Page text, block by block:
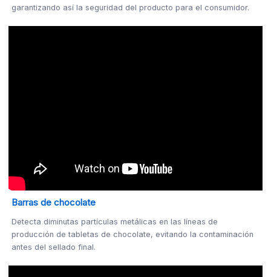
garantizando así la seguridad del producto para el consumidor.
Barras de chocolate
Detecta diminutas partículas metálicas en las líneas de
producción de tabletas de chocolate, evitando la contaminación
antes del sellado final.